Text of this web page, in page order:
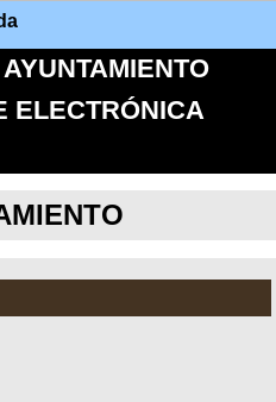
AYUNTAMIENTO
ELECTRÓNICA